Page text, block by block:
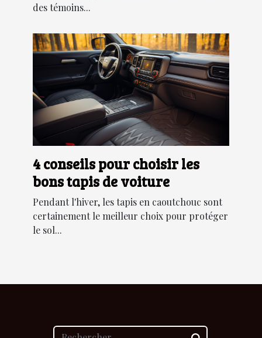
des témoins...
4 conseils pour choisir les
bons tapis de voiture
Pendant l'hiver, les tapis en caoutchouc sont
certainement le meilleur choix pour protéger
le sol...